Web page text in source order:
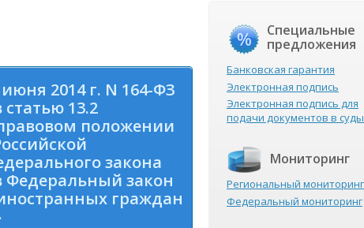
2014 г. N 164-ФЗ
13.2
положении
закона
закон
граждан
Специальные
предложения
Банковская гарантия
Электронная подпись
Электронная подпись для
подачи документов в суды
Мониторинг
Региональный мониторинг
Федеральный мониторинг